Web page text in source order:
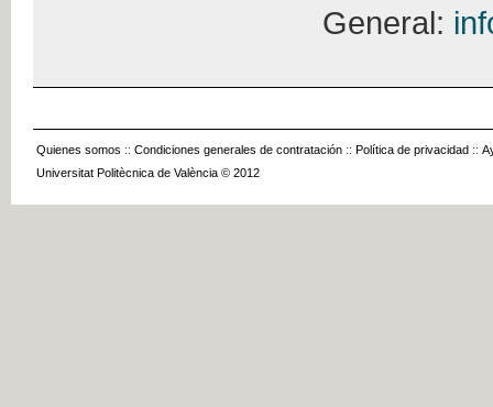
General:
Quienes somos :: Condiciones generales de contratación :: Política de privacidad ::
Universitat Politècnica de València © 2012